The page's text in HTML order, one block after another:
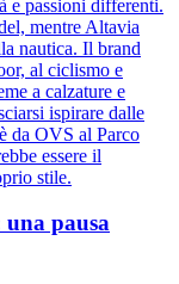
e passioni differenti.
mentre Altavia
nautica. Il brand
al ciclismo e
a calzature e
ispirare dalle
da OVS al Parco
essere il
stile.
una pausa